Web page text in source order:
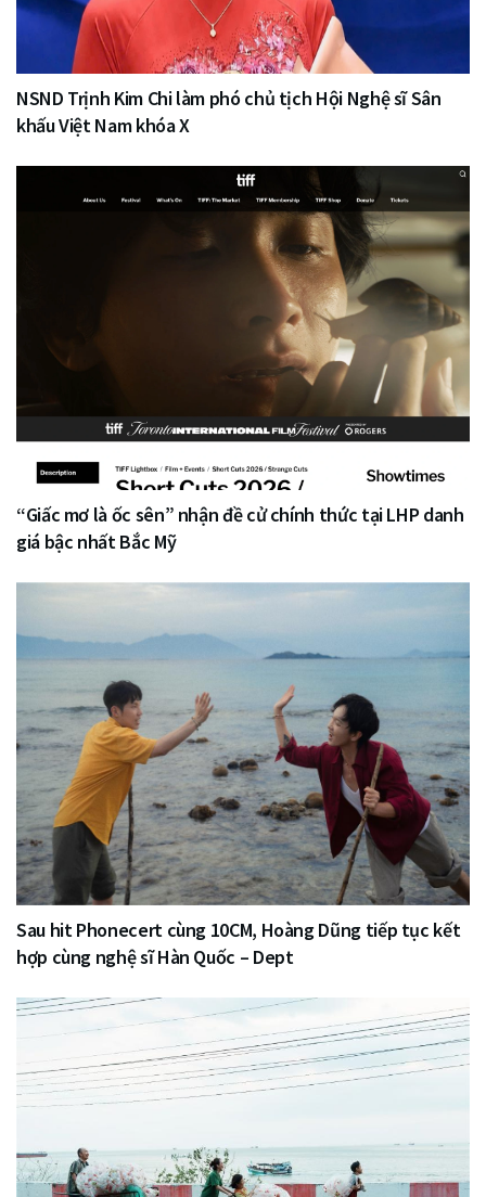
NSND Trịnh Kim Chi làm phó chủ tịch Hội Nghệ sĩ Sân
khấu Việt Nam khóa X
“Giấc mơ là ốc sên” nhận đề cử chính thức tại LHP danh
giá bậc nhất Bắc Mỹ
Sau hit Phonecert cùng 10CM, Hoàng Dũng tiếp tục kết
hợp cùng nghệ sĩ Hàn Quốc – Dept